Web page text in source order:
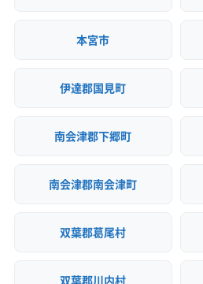
本宮市
伊達郡国見町
南会津郡下郷町
南会津郡南会津町
双葉郡葛尾村
双葉郡川内村